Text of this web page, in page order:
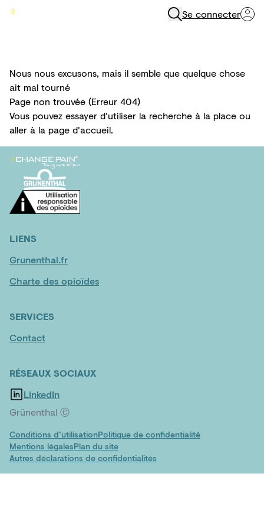
Se connecter
Nous nous excusons, mais il semble que quelque chose
ait mal tourné
Page non trouvée (Erreur 404)
Vous pouvez essayer d'utiliser la recherche à la place ou
aller à la page d'accueil.
LIENS
Grunenthal.fr
Charte des opioïdes
SERVICES
Contact
RÉSEAUX SOCIAUX
LinkedIn
Grünenthal Ⓒ
Conditions d’utilisationPolitique de confidentialité
Mentions légalesPlan du site
Autres déclarations de confidentialités